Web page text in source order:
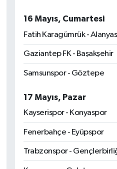
16 Mayıs, Cumartesi
Fatih Karagümrük -
Gaziantep FK - Başakşehir
Samsunspor - Göztepe
17 Mayıs, Pazar
Kayserispor - Konyaspor
Fenerbahçe - Eyüpspor
Trabzonspor -